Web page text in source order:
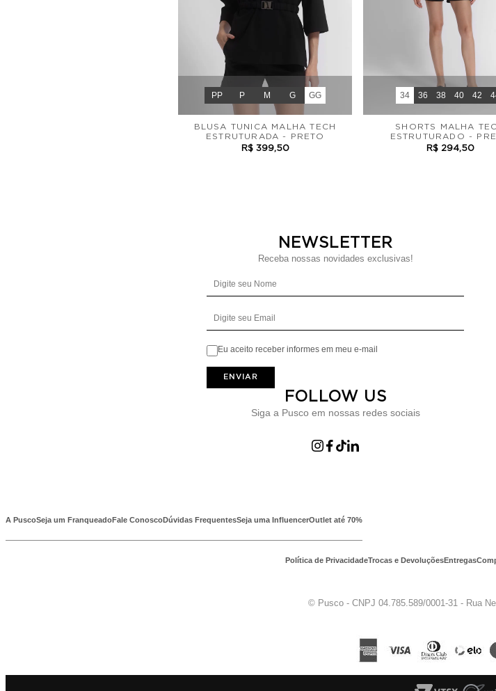
PP P M G GG
BLUSA TUNICA MALHA TECH
ESTRUTURADA - PRETO
R$ 399,50
34 36 38 40 42
SHORTS MALHA
ESTRUTURADO -
R$ 294,50
NEWSLETTER
Receba nossas novidades exclusivas!
Eu aceito receber informes em meu e-mail
ENVIAR
FOLLOW US
Siga a Pusco em nossas redes sociais
A PuscoSeja um FranqueadoFale ConoscoDúvidas FrequentesSeja uma InfluencerOutlet até 70%
Política de PrivacidadeTrocas e DevoluçõesEntregas
© Pusco - CNPJ 04.785.589/0001-31 - Rua